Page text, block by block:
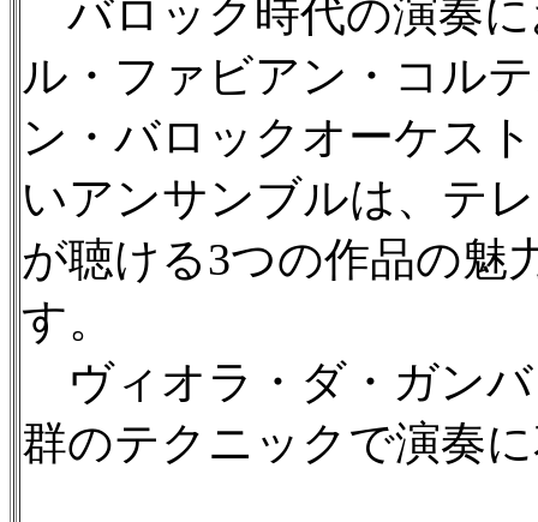
バロック時代の演奏
ル・ファビアン・コル
ン・バロックオーケス
いアンサンブルは、テ
が聴ける3つの作品の魅
す。
ヴィオラ・ダ・ガン
群のテクニックで演奏